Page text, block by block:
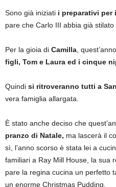
Sono già iniziati i preparativi per
pare che Carlo III abbia già stilato
Per la gioia di Camilla , quest’anno
figli, Tom e Laura ed i cinque
Quindi si ritroveranno tutti a
vera famiglia allargata.
È stato anche deciso che
pranzo di Natale, ma lascerà il
sì, l’anno scorso è stata lei a
familiari a Ray Mill House, la sua
pare la regina cucina un perfetto
un enorme Christmas Pudding.